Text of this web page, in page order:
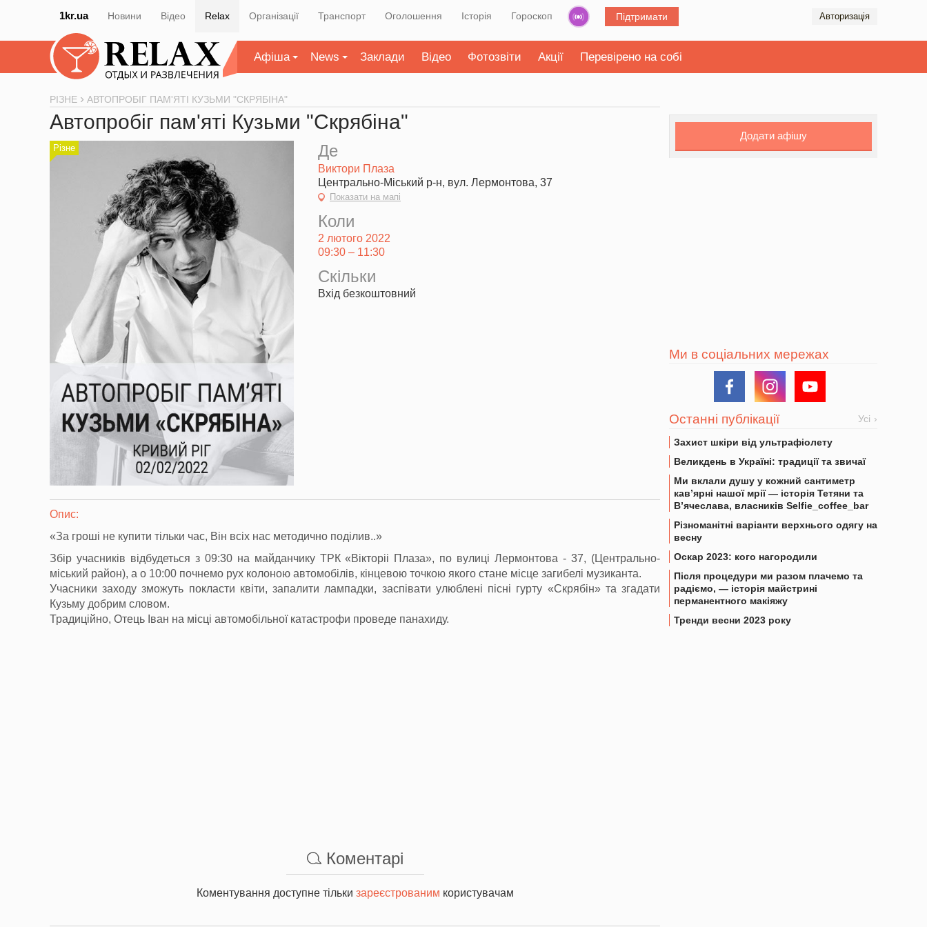
1kr.ua Новини Відео Relax Організації Транспорт Оголошення Історія Гороскоп Підтримати Авторизація
Афіша News Заклади Відео Фотозвіти Акції Перевірено на собі
РІЗНЕ АВТОПРОБІГ ПАМ'ЯТІ КУЗЬМИ "СКРЯБІНА"
Автопробіг пам'яті Кузьми "Скрябіна"
Різне Де
Виктори Плаза
Центрально-Міський р-н, вул. Лермонтова, 37
Показати на мапі
Коли
2 лютого 2022
09:30 – 11:30
Скільки
Вхід безкоштовний
Опис:
«За гроші не купити тільки час, Він всіх нас методично поділив..»
Збір учасників відбудеться з 09:30 на майданчику ТРК «Вікторіі Плаза», по вулиці Лермонтова - 37, (Центрально-
міський район), а о 10:00 почнемо рух колоною автомобілів, кінцевою точкою якого стане місце загибелі музиканта.
Учасники заходу зможуть покласти квіти, запалити лампадки, заспівати улюблені пісні гурту «Скрябін» та згадати
Кузьму добрим словом.
Традиційно, Отець Іван на місці автомобільної катастрофи проведе панахиду.
Коментарі
Коментування доступне тільки зареєстрованим користувачам
Додати афішу
Ми в соціальних мережах
Останні публікації Усі
Захист шкіри від ультрафіолету
Великдень в Україні: традиції та звичаї
Ми вклали душу у кожний сантиметр
кав’ярні нашої мрії — історія Тетяни та
В’ячеслава, власників Selfie_coffee_bar
Різноманітні варіанти верхнього одягу на
весну
Оскар 2023: кого нагородили
Після процедури ми разом плачемо та
радіємо, — історія майстрині
перманентного макіяжу
Тренди весни 2023 року